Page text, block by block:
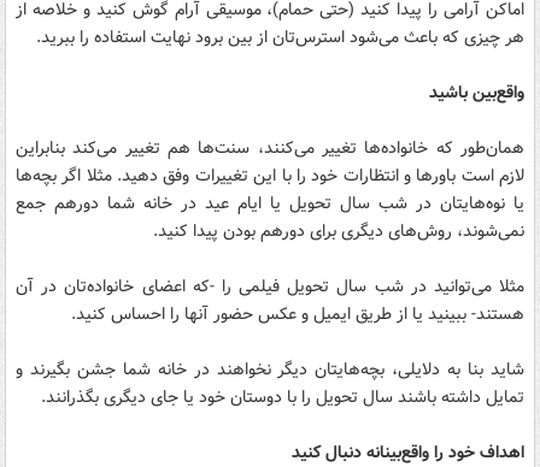
اماکن آرامی را پیدا کنید (حتی حمام)‌، موسیقی آرام گوش کنید و خلاصه از
هر چیزی که باعث می‌شود استرس‌تان از بین برود نهایت استفاده را ببرید.
واقع‌بین باشید
همان‌طور که خانواده‌ها تغییر می‌کنند، سنت‌ها هم تغییر می‌کند بنابراین
لازم است باورها و انتظارات خود را با این تغییرات وفق دهید.‌ مثلا اگر بچه‌ها
یا نوه‌هایتان در شب سال تحویل یا ایام عید در خانه شما دورهم جمع
نمی‌شوند، روش‌های دیگری برای دورهم بودن پیدا کنید.
مثلا می‌توانید در شب سال تحویل فیلمی را -که اعضای خانواده‌تان در آن
هستند- ببینید یا از طریق ایمیل و عکس حضور آنها را احساس کنید.
شاید بنا به دلایلی، بچه‌هایتان دیگر نخواهند در خانه شما جشن بگیرند و
تمایل داشته باشند سال تحویل را با دوستان خود یا جای دیگری بگذرانند.
اهداف خود را واقع‌بینانه دنبال کنید